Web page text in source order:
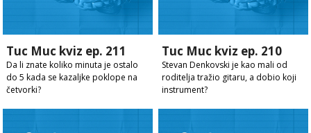
Tuc Muc kviz ep. 211
Da li znate koliko minuta je ostalo
do 5 kada se kazaljke poklope na
četvorki?
Tuc Muc kviz ep. 210
Stevan Denkovski je kao mali od
roditelja tražio gitaru, a dobio koji
instrument?